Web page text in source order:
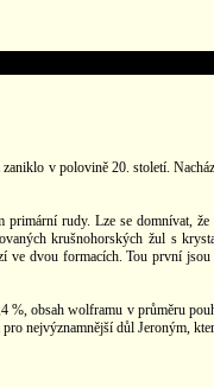
v polovině 20. století.
rudy. Lze se domnívat,
krušnohorských žul s
dvou formacích. Tou první
obsah wolframu v průměru
nejvýznamnější důl Jeroným,